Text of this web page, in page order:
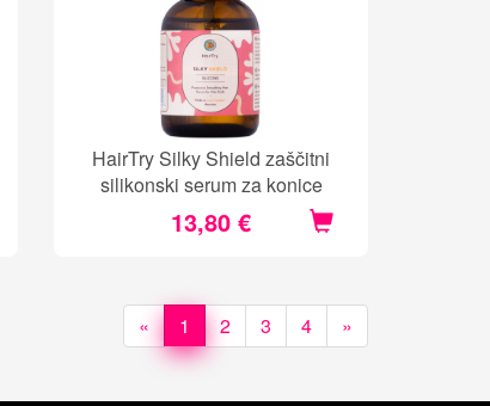
HairTry Silky Shield zaščitni
silikonski serum za konice
13,80 €
« 1 2 3 4 »